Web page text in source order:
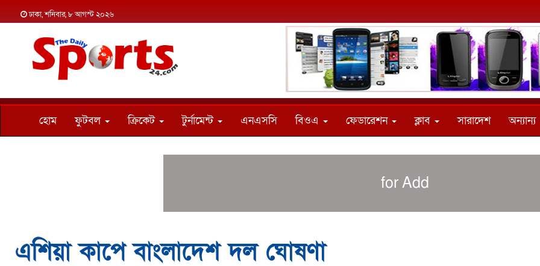
ঢাকা, শনিবার, ৮ আগস্ট ২০২৬
হোম ফুটবল ক্রিকেট টুর্নামেন্ট এনএসসি বিওএ ফেডারেশন ক্লাব সারাদেশ অন্যান্য
for Add
এশিয়া কাপে বাংলাদেশ দল ঘোষণা